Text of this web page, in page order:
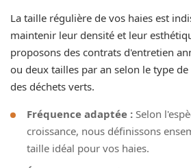
La taille régulière de vos haies est
maintenir leur densité et leur
proposons des contrats d'entretien
ou deux tailles par an selon le type
des déchets verts.
Fréquence adaptée : Selon
croissance, nous définissons
taille idéal pour vos haies.